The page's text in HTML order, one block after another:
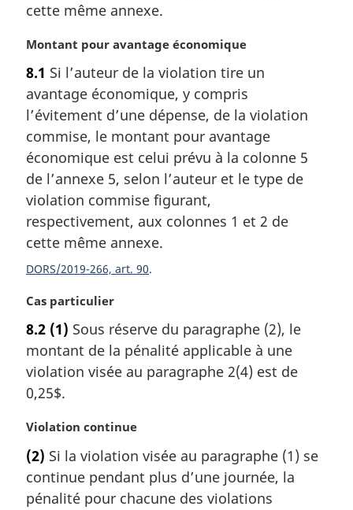
e
:
cette même annexe.
N
t
e
m
a
g
i
n
a
e
:
Montant pour avantage économique
8.1 Si l’auteur de la violation tire un
avantage économique, y compris
l’évitement d’une dépense, de la violation
commise, le montant pour avantage
économique est celui prévu à la colonne 5
de l’annexe 5, selon l’auteur et le type de
violation commise figurant,
respectivement, aux colonnes 1 et 2 de
cette même annexe.
DORS/2019-266, art. 90
N
t
e
m
a
r
g
n
a
Cas particulier
8.2 (1) Sous réserve du paragraphe (2), le
montant de la pénalité applicable à une
violation visée au paragraphe 2(4) est de
0,25$.
N
t
e
m
Violation continue
(2) Si la violation visée au paragraphe (1) se
continue pendant plus d’une journée, la
pénalité pour chacune des violations